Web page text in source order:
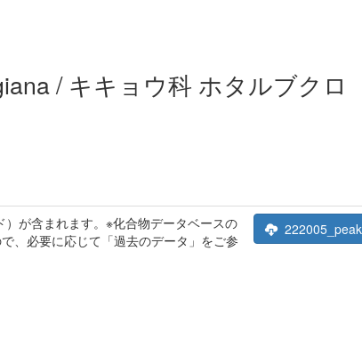
/ キキョウ科 ホタルブクロ
が含まれます。※化合物データベースの
、必要に応じて「過去のデータ」をご参